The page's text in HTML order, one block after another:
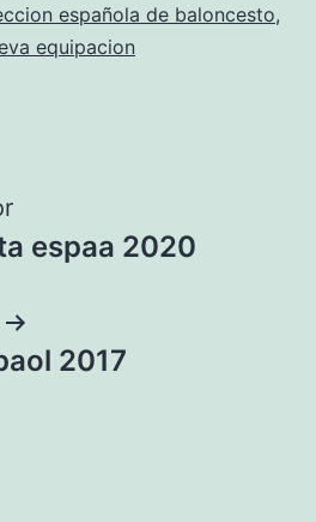
española de baloncesto,
equipacion
espaa 2020
2017